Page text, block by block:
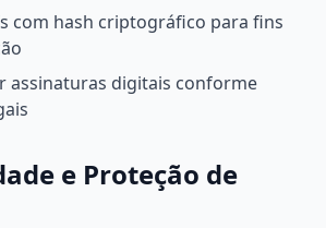
com hash criptográfico para fins
assinaturas digitais conforme
e Proteção de